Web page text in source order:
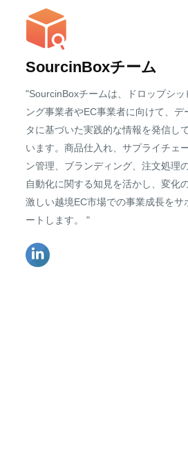
SourcinBoxチーム
"SourcinBoxチームは、ドロップシッ
ング事業者やEC事業者に向けて、デ
タに基づいた実践的な情報を発信して
います。商品仕入れ、サプライチェ
ン管理、ブランディング、注文処理
自動化に関する知見を活かし、変化
激しい越境EC市場での事業成長をサ
ートします。 "